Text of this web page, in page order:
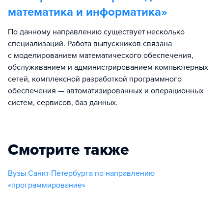
математика и информатика»
По данному направлению существует несколько
специализаций. Работа выпускников связана
с моделированием математического обеспечения,
обслуживанием и администрированием компьютерных
сетей, комплексной разработкой программного
обеспечения — автоматизированных и операционных
систем, сервисов, баз данных.
Смотрите также
Вузы Санкт-Петербурга по направлению
«программирование»